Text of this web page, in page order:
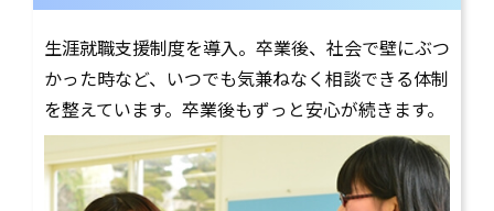
生涯就職支援制度を導入。卒業後、社会で壁にぶつ
かった時など、いつでも気兼ねなく相談できる体制
を整えています。卒業後もずっと安心が続きます。